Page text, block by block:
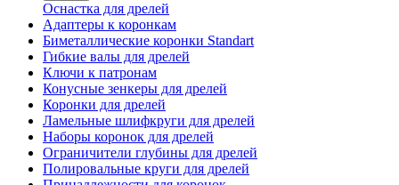
Оснастка для дрелей
Адаптеры к коронкам
Биметаллические коронки Standart
Гибкие валы для дрелей
Ключи к патронам
Конусные зенкеры для дрелей
Коронки для дрелей
Ламельные шлифкруги для дрелей
Наборы коронок для дрелей
Ограничители глубины для дрелей
Полировальные круги для дрелей